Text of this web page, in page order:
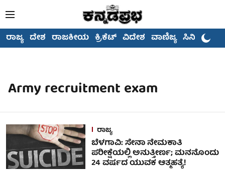
ರಾಜ್ಯ ದೇಶ ರಾಜಕೀಯ ಕ್ರಿಕೆಟ್ ವಿದೇಶ ವಾಣಿಜ್ಯ ಸಿನಿಮಾ
Army recruitment exam
ರಾಜ್ಯ
ಬೆಳಗಾವಿ: ಸೇನಾ ನೇಮಕಾತಿ
ಪರೀಕ್ಷೆಯಲ್ಲಿ ಅನುತ್ತೀರ್ಣ; ಮನನೊಂದು
24 ವರ್ಷದ ಯುವಕ ಆತ್ಮಹತ್ಯೆ!